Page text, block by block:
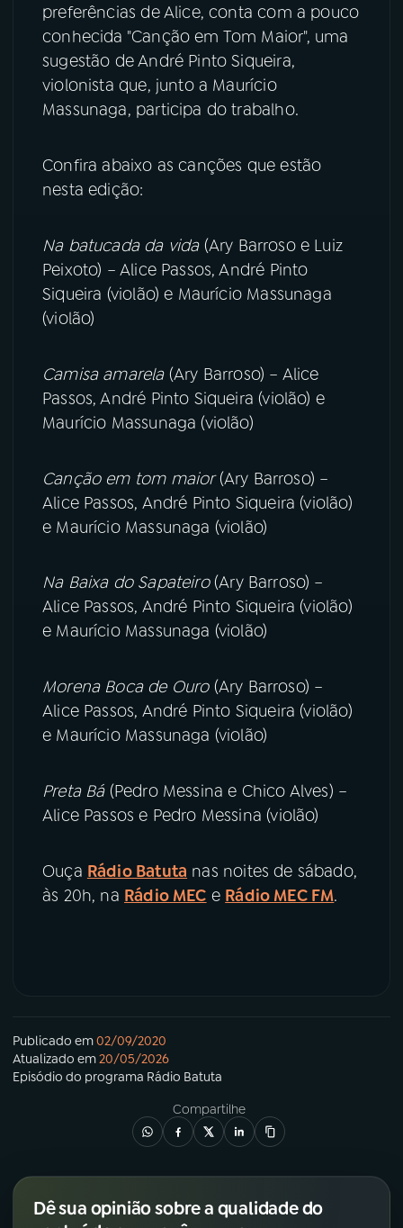
preferências de Alice, conta com a pouco
conhecida "Canção em Tom Maior", uma
sugestão de André Pinto Siqueira,
violonista que, junto a Maurício
Massunaga, participa do trabalho.
Confira abaixo as canções que estão
nesta edição:
Na batucada da vida(Ary Barroso e Luiz
Peixoto) – Alice Passos, André Pinto
Siqueira (violão) e Maurício Massunaga
(violão)
Camisa amarela(Ary Barroso) – Alice
Passos, André Pinto Siqueira (violão) e
Maurício Massunaga (violão)
Canção em tom maior(Ary Barroso) –
Alice Passos, André Pinto Siqueira (violão)
e Maurício Massunaga (violão)
Na Baixa do Sapateiro(Ary Barroso) –
Alice Passos, André Pinto Siqueira (violão)
e Maurício Massunaga (violão)
Morena Boca de Ouro(Ary Barroso) –
Alice Passos, André Pinto Siqueira (violão)
e Maurício Massunaga (violão)
Preta Bá(Pedro Messina e Chico Alves) –
Alice Passos e Pedro Messina (violão)
Ouça Rádio Batuta nas noites de sábado,
às 20h, na Rádio MEC e Rádio MEC FM.
Publicado em02/09/2020
Atualizado em20/05/2026
Episódio do programa Rádio Batuta
Compartilhe
Dê sua opinião sobre a qualidade do